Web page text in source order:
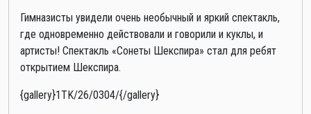
Гимназисты увидели очень необычный и яркий спектакль,
где одновременно действовали и говорили и куклы, и
артисты! Спектакль «Сонеты Шекспира» стал для ребят
открытием Шекспира.
{gallery}1TK/26/0304/{/gallery}